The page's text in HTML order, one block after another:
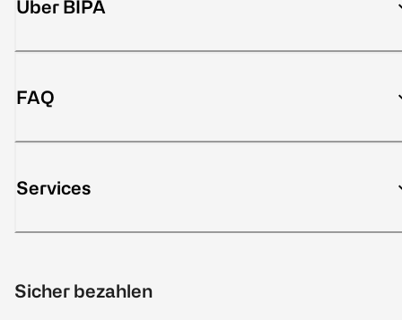
Über BIPA
FAQ
Services
Sicher bezahlen